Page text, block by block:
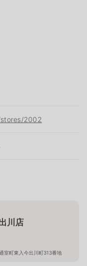
2002
川店
室町東入今出川町313番地